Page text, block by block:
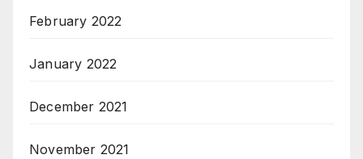
February 2022
January 2022
December 2021
November 2021